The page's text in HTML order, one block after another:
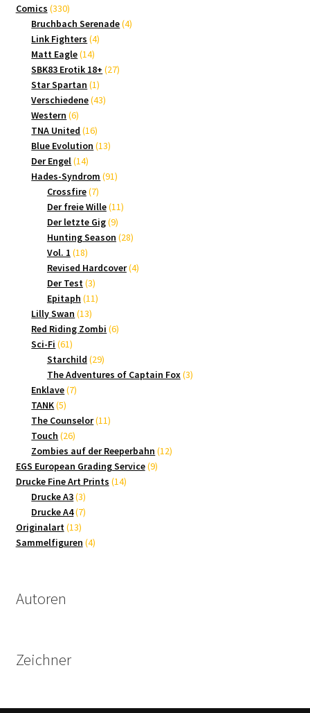
Comics 330330
Produkte
Bruchbach Serenade 44
Link Fighters 44
Matt Eagle 1414
Produkte
SBK83 Erotik 18+ 2727
Star Spartan 11
Produkt
Verschiedene 4343
Western 66
Produkte
TNA United 1616
Produkte
Blue Evolution 1313
Der Engel 1414
Produkte
Hades-Syndrom 9191
Crossfire 77
Produkte
Der freie Wille 1111
Der letzte Gig 99
Produkte
Hunting Season 2828
Vol. 1 1818
Produkte
Revised Hardcover 44
Der Test 33
Produkte
Epitaph 1111
Lilly Swan 1313
Produkte
Red Riding Zombi 66
Sci-Fi 6161
Produkte
Starchild 2929
Produkte
The Adventures of Captain Fox 33
Enklave 77
TANK 55
Produkte
The Counselor 1111
Touch 2626
Produkte
Zombies auf der Reeperbahn 1212
EGS European Grading Service 99
Drucke Fine Art Prints 1414
Drucke A3 33
Produkte
Drucke A4 77
Originalart 1313
Produkte
Sammelfiguren 44
Autoren
Zeichner